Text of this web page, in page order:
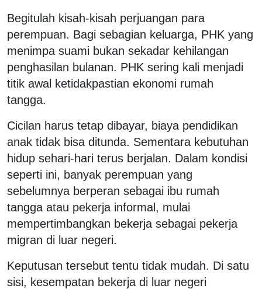
Begitulah kisah-kisah perjuangan para
perempuan. Bagi sebagian keluarga, PHK yang
menimpa suami bukan sekadar kehilangan
penghasilan bulanan. PHK sering kali menjadi
titik awal ketidakpastian ekonomi rumah
tangga.
Cicilan harus tetap dibayar, biaya pendidikan
anak tidak bisa ditunda. Sementara kebutuhan
hidup sehari-hari terus berjalan. Dalam kondisi
seperti ini, banyak perempuan yang
sebelumnya berperan sebagai ibu rumah
tangga atau pekerja informal, mulai
mempertimbangkan bekerja sebagai pekerja
migran di luar negeri.
Keputusan tersebut tentu tidak mudah. Di satu
sisi, kesempatan bekerja di luar negeri